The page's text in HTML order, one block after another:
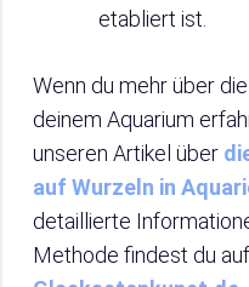
etabliert ist.
Wenn du mehr über
deinem Aquarium
unseren Artikel über
auf Wurzeln in
detaillierte
Methode findest du